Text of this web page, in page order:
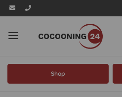
Shop